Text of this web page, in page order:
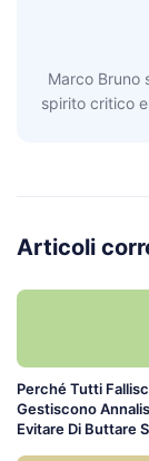
Marco Bruno
spirito critico
Articoli
Perché Tutti
Gestiscono
Evitare Di Buttare